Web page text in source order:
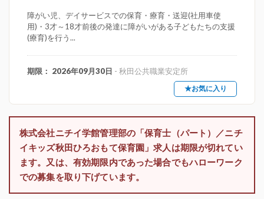
障がい児、デイサービスでの保育・療育・送迎(社用車使
用)・3才～18才前後の発達に障がいがある子どもたちの支援
(療育)を行う...
期限： 2026年09月30日 - 秋田公共職業安定所
★お気に入り
株式会社ニチイ学館管理部の「保育士（パート）／ニチ
イキッズ秋田ひろおもて保育園」求人は期限が切れてい
ます。又は、有効期限内であった場合でもハローワーク
での募集を取り下げています。